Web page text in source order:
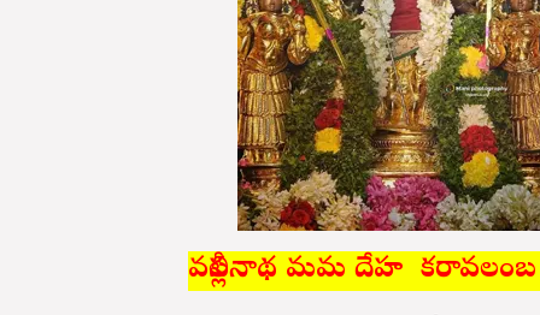
వల్లీసనాథ మమ దేహ కరావలంబ